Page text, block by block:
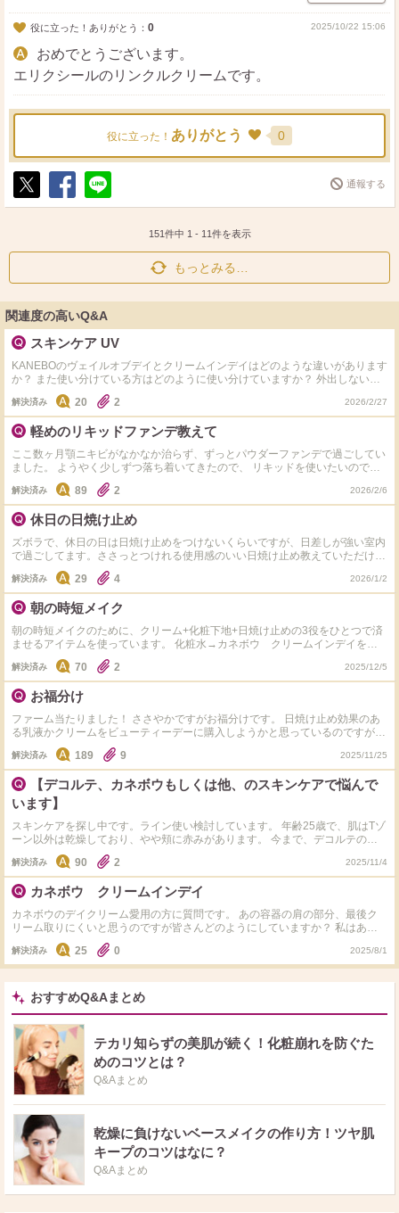
役に立った！ありがとう： 0 2025/10/22 15:06
おめでとうございます。
エリクシールのリンクルクリームです。
役に立った！ ありがとう 0
ポ
シ
送
通報する
151件中 1 - 11件を表示
もっとみる…
関連度の高いQ&A
スキンケア UV
KANEBOのヴェイルオブデイとクリームインデイはどのような違いがあります
か？ また使い分けている方はどのように使い分けていますか？ 外出しない日
に使う、スキンケアメインで日焼け止め効果があるものを探しています。 上
記2点がパッと思いつきますが他にもあればタグ付きで教えていただけると嬉
しいです。
解決済み 20 2 2026/2/27
軽めのリキッドファンデ教えて
ここ数ヶ月顎ニキビがなかなか治らず、ずっとパウダーファンデで過ごしてい
ました。 ようやく少しずつ落ち着いてきたので、 リキッドを使いたいのです
がいきなり重ためだとまた悪化が怖くて… 皆様のおすすめを教えて欲しいで
す！ 主に使用しているベースメイクアイテムを載せておきます。 インナード
ライ/混合肌/敏感肌
解決済み 89 2 2026/2/6
休日の日焼け止め
ズボラで、休日の日は日焼け止めをつけないくらいですが、日差しが強い室内
で過ごしてます。ささっとつけれる使用感のいい日焼け止め教えていただけま
せんか？ タグのものが気になりますが、スキンケアと一緒になった日焼け止
めはあまり日焼け止め効果がないと聞いたことがあります。 おすすめの日焼
け防止ルースパウダーでも大丈夫です。
解決済み 29 4 2026/1/2
朝の時短メイク
朝の時短メイクのために、クリーム+化粧下地+日焼け止めの3役をひとつで済
ませるアイテムを使っています。 化粧水→カネボウ クリームインデイを何
度かリピしましたが、そろそろ別のアイテムを使いたいです。 皆さんが使っ
ている、クリーム+化粧下地+日焼け止め機能があるデパコスアイテムを教えて
ください。 使っていない方は好きな食べ物をコメントください。
解決済み 70 2 2025/12/5
お福分け
ファーム当たりました！ ささやかですがお福分けです。 日焼け止め効果のあ
る乳液かクリームをビューティーデーに購入しようかと思っているのですが、
カネボウのクリームインデイ以外にオススメありますか？ タグ付けしていた
だけると助かります。
解決済み 189 9 2025/11/25
【デコルテ、カネボウもしくは他、のスキンケアで悩んで
います】
スキンケアを探し中です。ライン使い検討しています。 年齢25歳で、肌はTゾ
ーン以外は乾燥しており、やや頬に赤みがあります。 今まで、デコルテのイ
ドラクラリティ(乳液、化粧水)やカネボウ(ハーモナイザー、デイクリーム)を
使用したことあります。 どちらも使用感や香りが好きです。 何か他におすす
めの物等ありましたら教えて頂きたいです。
解決済み 90 2 2025/11/4
カネボウ クリームインデイ
カネボウのデイクリーム愛用の方に質問です。 あの容器の肩の部分、最後ク
リーム取りにくいと思うのですが皆さんどのようにしていますか？ 私はあの
スパチュラでできる限りは頑張って最後は指を突っ込んで取っていますが、あ
の取りにくさだけプチストレスです。 付属の物よりも◯◯のスパチュラが取
りやすい！など工夫されてることがあれば知りたいです。 リニューアルの物
も写真見る限り、またあの肩がありそうですね。少し取りやすく改良されてる
のでしょうか…。
解決済み 25 0 2025/8/1
おすすめQ&Aまとめ
テカリ知らずの美肌が続く！化粧崩れを防ぐた
めのコツとは？
Q&Aまとめ
乾燥に負けないベースメイクの作り方！ツヤ肌
キープのコツはなに？
Q&Aまとめ